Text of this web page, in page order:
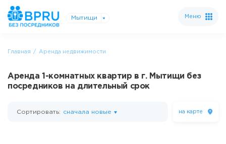
Мытищи Меню
Главная Аренда недвижимости
Аренда 1-комнатных квартир в г. Мытищи без
посредников на длительный срок
Сортировать: сначала новые на карте